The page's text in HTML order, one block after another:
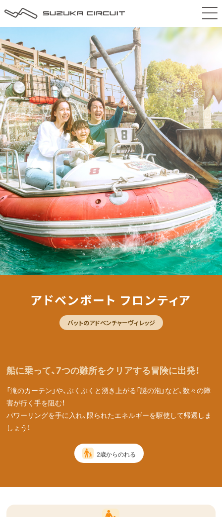
アドベンボート フロンティア
バットのアドベンチャーヴィレッジ
船に乗って、7つの難所をクリアする冒険に出発！
「滝のカーテン」や、ぶくぶくと湧き上がる「謎の泡」など、数々の障
害が行く手を阻む！
パワーリングを手に入れ、限られたエネルギーを駆使して帰還しま
しょう！
2歳からのれる